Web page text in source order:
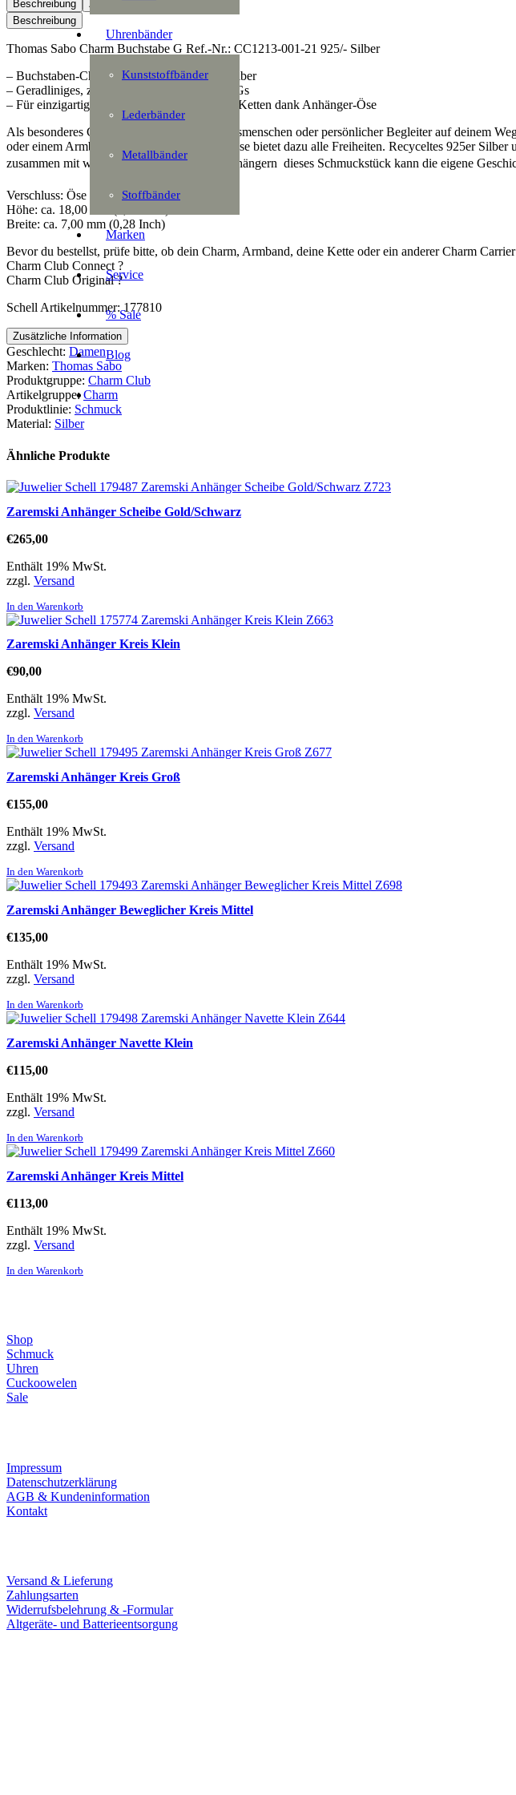
Uhrenbänder
Kunststoffbänder
Lederbänder
Metallbänder
Stoffbänder
Marken
Service
% Sale
Blog
G
Menge
Beschreibung
Zusätzliche Information
Beschreibung
Thomas Sabo Charm Buchstabe G Ref.-Nr.: CC1213-001-21 925/- Silber
– Buchstaben-Charm aus recyceltem 925er Silber
– Geradliniges, zeitloses Design in Form des Gs
– Für einzigartige Looks an Armbändern und Ketten dank Anhänger-Öse
Als besonderes Geschenk für deinen Lieblingsmenschen oder persönlicher Begleiter auf deinem
oder einem Armband tragen. Seine filigrane Öse bietet dazu alle Freiheiten. Recyceltes 925er
zusammen mit weiteren bedeutungsvollen Anhängern  dieses Schmuckstück kann die eigene
Verschluss: Öse
Höhe: ca. 18,00 mm (0,71 Inch)
Breite: ca. 7,00 mm (0,28 Inch)
Bevor du bestellst, prüfe bitte, ob dein Charm, Armband, deine Kette oder ein anderer Charm
Charm Club Connect ?
Charm Club Original ?
Schell Artikelnummer: 177810
Zusätzliche Information
Geschlecht: Damen
Marken: Thomas Sabo
Produktgruppe: Charm Club
Artikelgruppe:Charm
Produktlinie: Schmuck
Material: Silber
Ähnliche Produkte
Zaremski Anhänger Scheibe Gold/Schwarz
€265,00
Enthält 19% MwSt.
zzgl. Versand
In den Warenkorb
Zaremski Anhänger Kreis Klein
€90,00
Enthält 19% MwSt.
zzgl. Versand
In den Warenkorb
Zaremski Anhänger Kreis Groß
€155,00
Enthält 19% MwSt.
zzgl. Versand
In den Warenkorb
Zaremski Anhänger Beweglicher Kreis Mittel
€135,00
Enthält 19% MwSt.
zzgl. Versand
In den Warenkorb
Zaremski Anhänger Navette Klein
€115,00
Enthält 19% MwSt.
zzgl. Versand
In den Warenkorb
Zaremski Anhänger Kreis Mittel
€113,00
Enthält 19% MwSt.
zzgl. Versand
In den Warenkorb
Shop
Schmuck
Uhren
Cuckoowelen
Sale
Impressum
Datenschutzerklärung
AGB & Kundeninformation
Kontakt
Versand & Lieferung
Zahlungsarten
Widerrufsbelehrung & -Formular
Altgeräte- und Batterieentsorgung